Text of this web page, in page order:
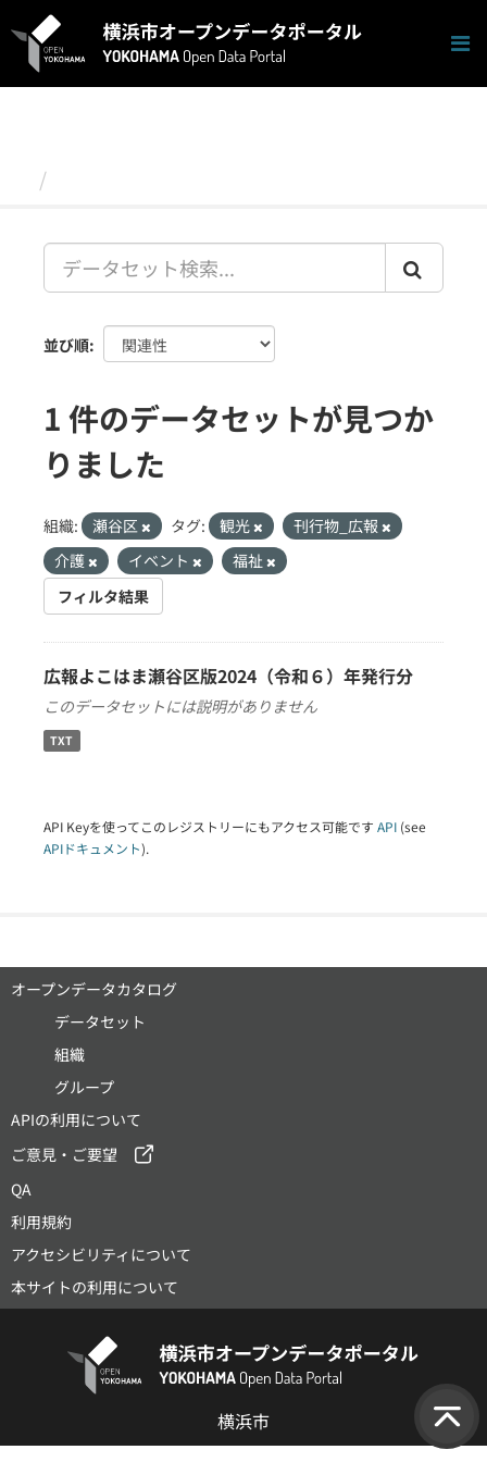
キ
並び順
1 件のデータセットが見つか
りました
組織: 瀬谷区 タグ: 観光
刊行物_広報
介護
イベント
福祉
フィルタ結果
広報よこはま瀬谷区版2024（令和６）年発行分
このデータセットには説明がありません
TXT
API Keyを使ってこのレジストリーにもアクセス可能です API (see
APIドキュメント).
オープンデータカタログ
データセット
組織
グループ
APIの利用について
ご意見・ご要望
QA
利用規約
アクセシビリティについて
本サイトの利用について
横浜市